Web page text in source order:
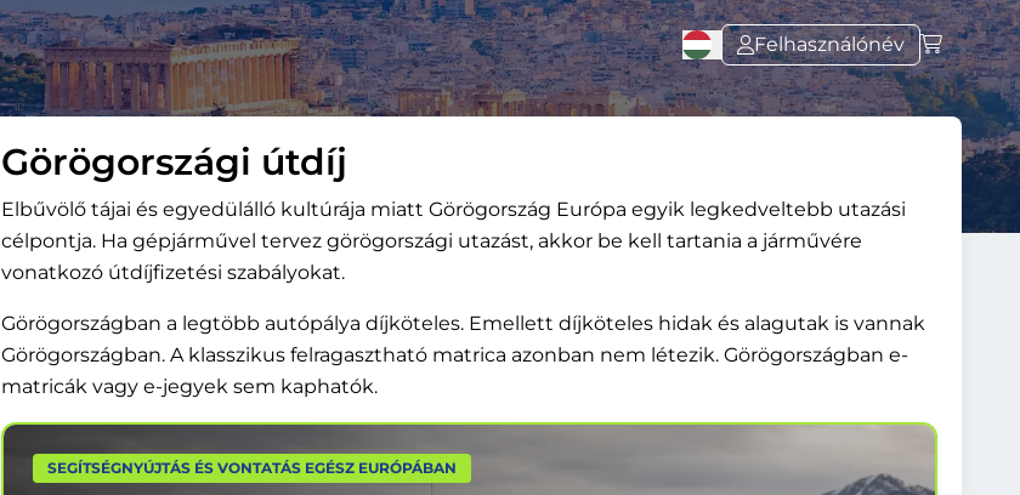
Felhasználónév
Görögországi útdíj
Elbűvölő tájai és egyedülálló kultúrája miatt Görögország Európa egyik legkedveltebb utazási
célpontja. Ha gépjárművel tervez görögországi utazást, akkor be kell tartania a járművére
vonatkozó útdíjfizetési szabályokat.
Görögországban a legtöbb autópálya díjköteles. Emellett díjköteles hidak és alagutak is vannak
Görögországban. A klasszikus felragasztható matrica azonban nem létezik. Görögországban e-
matricák vagy e-jegyek sem kaphatók.
SEGÍTSÉGNYÚJTÁS ÉS VONTATÁS EGÉSZ EURÓPÁBAN